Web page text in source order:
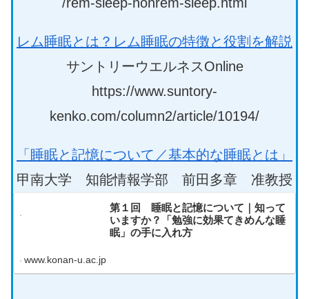
レム睡眠とは？レム睡眠の特徴と役割を解説
サントリーウエルネスOnline
https://www.suntory-
kenko.com/column2/article/10194/
「睡眠と記憶について／基本的な睡眠とは」
甲南大学 知能情報学部 前田多章 准教授
第１回 睡眠と記憶について｜知って
いますか？「勉強に効果てきめんな睡
眠」の手に入れ方
www.konan-u.ac.jp